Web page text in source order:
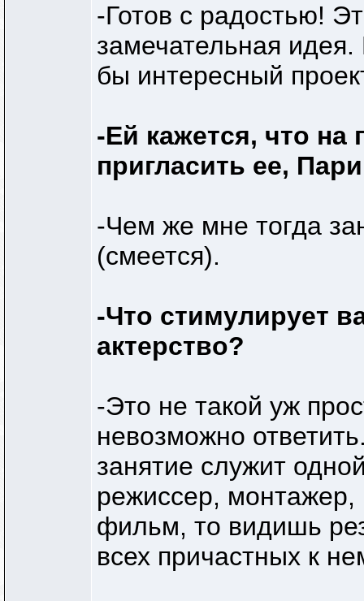
-Готов с радостью!
замечательная
бы интересный
-Ей кажется, что
пригласить ее,
-Чем же мне тогда
(смеется).
-Что стимулирует
актерство?
-Это не такой уж
невозможно
занятие служит
режиссер, монтажер,
фильм, то видишь
всех причастных к